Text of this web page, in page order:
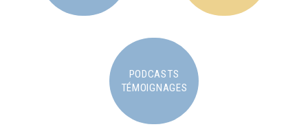
PODCASTS
TÉMOIGNAGES